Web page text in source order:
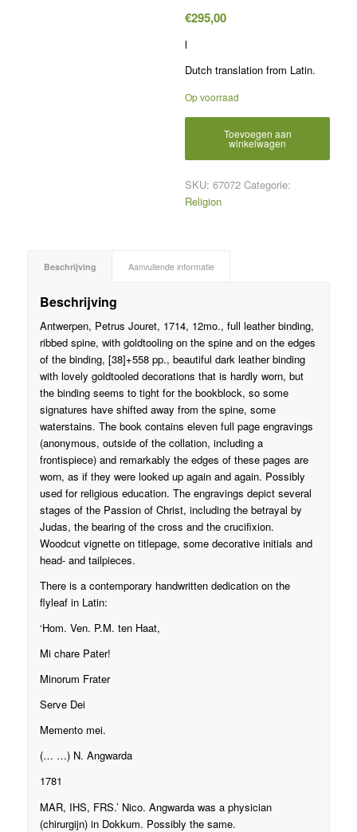
€295,00
l
Dutch translation from Latin.
Op voorraad
Toevoegen aan
winkelwagen
SKU: 67072 Categorie:
Religion
Beschrijving Aanvullende informatie
Beschrijving
Antwerpen, Petrus Jouret, 1714, 12mo., full leather binding,
ribbed spine, with goldtooling on the spine and on the edges
of the binding, [38]+558 pp., beautiful dark leather binding
with lovely goldtooled decorations that is hardly worn, but
the binding seems to tight for the bookblock, so some
signatures have shifted away from the spine, some
waterstains. The book contains eleven full page engravings
(anonymous, outside of the collation, including a
frontispiece) and remarkably the edges of these pages are
worn, as if they were looked up again and again. Possibly
used for religious education. The engravings depict several
stages of the Passion of Christ, including the betrayal by
Judas, the bearing of the cross and the crucifixion.
Woodcut vignette on titlepage, some decorative initials and
head- and tailpieces.
There is a contemporary handwritten dedication on the
flyleaf in Latin:
‘Hom. Ven. P.M. ten Haat,
Mi chare Pater!
Minorum Frater
Serve Dei
Memento mei.
(… …) N. Angwarda
1781
MAR, IHS, FRS.’ Nico. Angwarda was a physician
(chirurgijn) in Dokkum. Possibly the same.